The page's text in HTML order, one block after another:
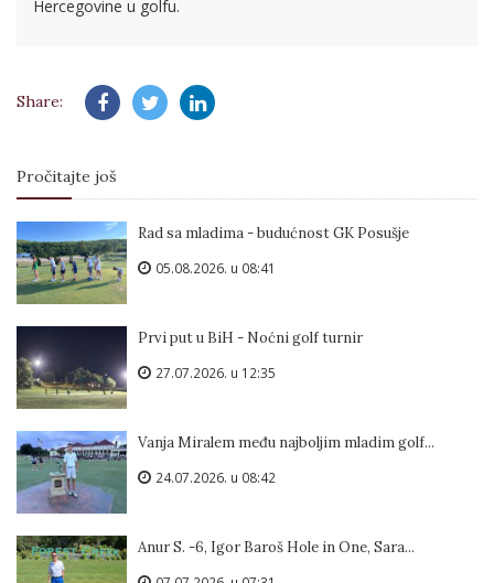
Hercegovine u golfu.
Share:
Pročitajte još
Rad sa mladima - budućnost GK Posušje
05.08.2026. u 08:41
Prvi put u BiH - Noćni golf turnir
27.07.2026. u 12:35
Vanja Miralem među najboljim mladim golf...
24.07.2026. u 08:42
Anur S. -6, Igor Baroš Hole in One, Sara...